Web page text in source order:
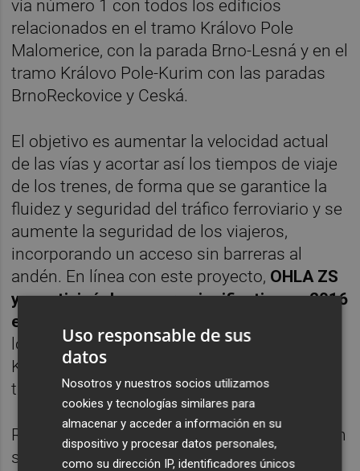
vía número 1 con todos los edificios
relacionados en el tramo Královo Pole
Malomerice, con la parada Brno-Lesná y en el
tramo Královo Pole-Kurim con las paradas
BrnoReckovice y Ceská.
El objetivo es aumentar la velocidad actual
de las vías y acortar así los tiempos de viaje
de los trenes, de forma que se garantice la
fluidez y seguridad del tráfico ferroviario y se
aumente la seguridad de los viajeros,
incorporando un acceso sin barreras al
andén. En línea con este proyecto, OHLA ZS
ya participó de manera significativa en 2016
en la reconstrucción de la vía número 2
los tramos Královo Pole-Malomerice y
Královo Pole-Kurim, incluidos todos los
túneles de vía doble.
Recientemente, OHLA ZS anunciaba también
su participación en el contrato de
Uso responsable de sus
datos
Nosotros y nuestros socios utilizamos
cookies y tecnologías similares para
almacenar y acceder a información en su
dispositivo y procesar datos personales,
como su dirección IP, identificadores únicos